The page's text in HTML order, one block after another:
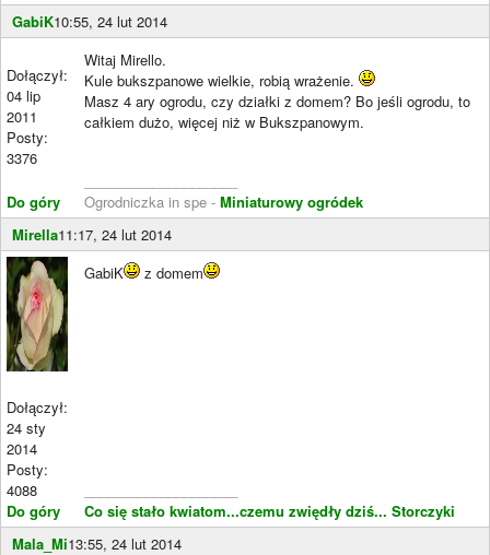
GabiK10:55, 24 lut 2014
Dołączył:
04 lip
2011
Posty:
3376
Do góry
Witaj Mirello.
Kule bukszpanowe wielkie, robią wrażenie.
Masz 4 ary ogrodu, czy działki z domem? Bo jeśli ogrodu, to
całkiem dużo, więcej niż w Bukszpanowym.
Ogrodniczka in spe - Miniaturowy ogródek
Mirella11:17, 24 lut 2014
Dołączył:
24 sty
2014
Posty:
4088
Do góry
GabiK z domem
Co się stało kwiatom...czemu zwiędły dziś... Storczyki
Mala_Mi13:55, 24 lut 2014